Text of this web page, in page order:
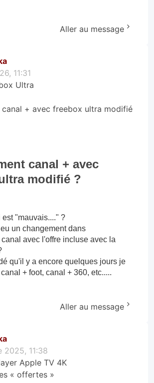
Aller au message
11:31
Ultra
canal + avec freebox ultra modifié
canal + avec
modifié ?
"mauvais...." ?
un changement dans
canal avec l'offre incluse avec la
qu'il y a encore quelques jours je
+ foot, canal + 360, etc.....
Aller au message
2025, 11:38
Apple TV 4K
« offertes »